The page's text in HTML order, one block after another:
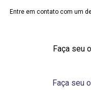
Entre em contato com um
Faça seu
Faça seu